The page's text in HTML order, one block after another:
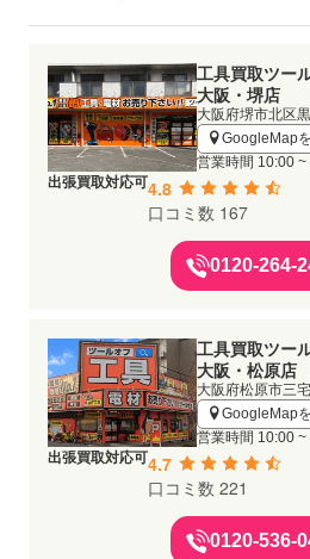
工具買取ツー
大阪・堺店
大阪府堺市北区
GoogleMap
営業時間 10:00
出張買取対応可4.8
口コミ数 167
0120-264-
工具買取ツー
大阪・松原店
大阪府松原市三
GoogleMap
営業時間 10:00
出張買取対応可4.7
口コミ数 221
0120-536-